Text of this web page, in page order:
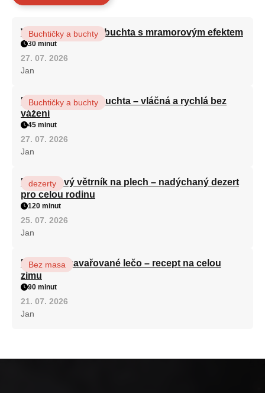
Vláčná olejová litá buchta s mramorovým efektem
Buchtičky a buchty
30 minut
27. 07. 2026
Jan
Hrnková maková buchta – vláčná a rychlá bez
vážení
Buchtičky a buchty
45 minut
27. 07. 2026
Jan
Karamelový větrník na plech – nadýchaný dezert
pro celou rodinu
dezerty
120 minut
25. 07. 2026
Jan
Babiččino zavařované lečo – recept na celou
zimu
Bez masa
90 minut
21. 07. 2026
Jan